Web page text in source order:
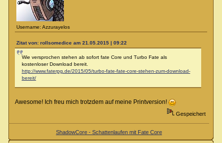
Username: Azzurayelos
Zitat von: rollsomedice am 21.05.2015 | 09:22
Wie versprochen stehen ab sofort fate Core und Turbo Fate als
kostenloser Download bereit.
http://www.faterpg.de/2015/05/turbo-fate-fate-core-stehen-zum-download-
bereit/
Awesome! Ich freu mich trotzdem auf meine Printversion!
Gespeichert
ShadowCore - Schattenlaufen mit Fate Core